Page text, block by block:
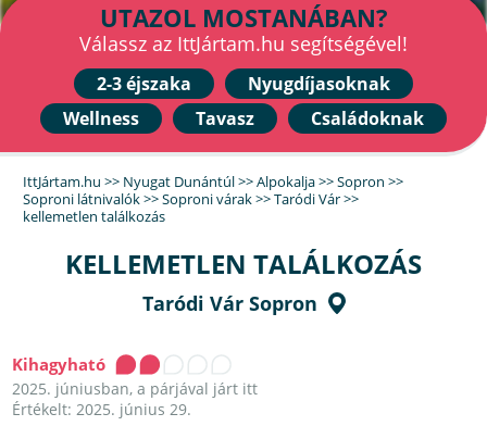
UTAZOL MOSTANÁBAN?
Válassz az IttJártam.hu segítségével!
2-3 éjszaka
Nyugdíjasoknak
Wellness
Tavasz Családoknak
IttJártam.hu >> Nyugat Dunántúl>>Alpokalja>>Sopron >>
Soproni látnivalók>>Soproni várak>>Taródi Vár>>
kellemetlen találkozás
KELLEMETLEN TALÁLKOZÁS
Taródi Vár Sopron
Kihagyható
2025. júniusban, a párjával járt itt
Értékelt: 2025. június 29.